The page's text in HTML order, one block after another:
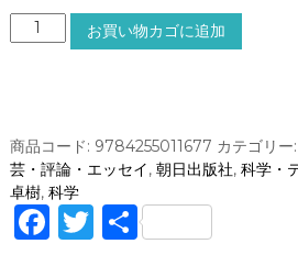
河
で
科
学
夜
話
お買い物カゴに追加
商品コード: 9784255011677 カテゴリー:
芸・評論・エッセイ, 朝日出版社, 科学・
卓樹, 科学
F T 共